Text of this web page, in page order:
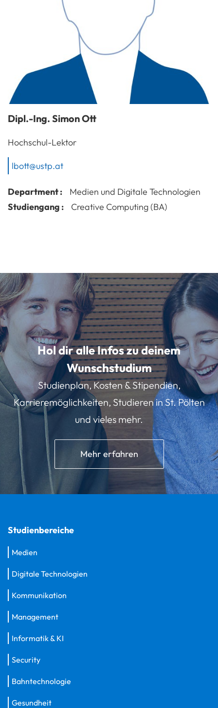
Dipl.-Ing. SimonOtt
Hochschul-Lektor
lbott@ustp.at
Department :
Medien und Digitale Technologien
Studiengang :
Creative Computing (BA)
Hol dir alle Infos zu deinem
Wunschstudium
Studienplan, Kosten & Stipendien,
Karrieremöglichkeiten, Studieren in St. Pölten
und vieles mehr.
Mehr erfahren
Studienbereiche
Medien
Digitale Technologien
Kommunikation
Management
Informatik & KI
Security
Bahntechnologie
Gesundheit